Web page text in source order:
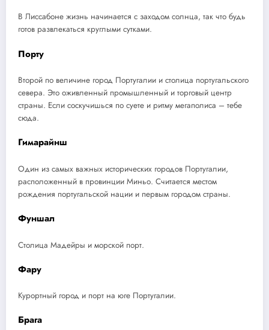
В Лиссабоне жизнь начинается с заходом солнца, так что будь
готов развлекаться круглыми сутками.
Порту
Второй по величине город Португалии и столица португальского
севера. Это оживленный промышленный и торговый центр
страны. Если соскучишься по суете и ритму мегаполиса – тебе
сюда.
Гимарайнш
Один из самых важных исторических городов Португалии,
расположенный в провинции Миньо. Считается местом
рождения португальской нации и первым городом страны.
Фуншал
Столица Мадейры и морской порт.
Фару
Курортный город и порт на юге Португалии.
Брага